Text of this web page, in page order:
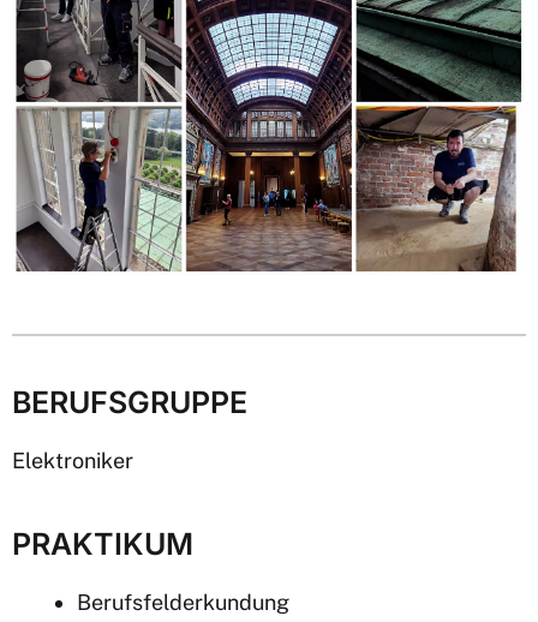
BERUFSGRUPPE
Elektroniker
PRAKTIKUM
Berufsfelderkundung